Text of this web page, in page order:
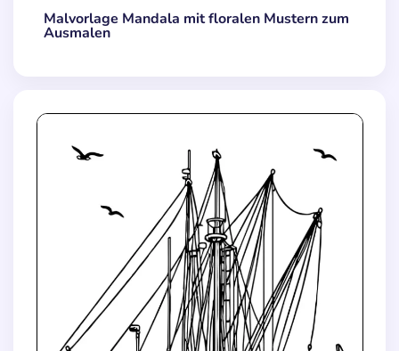
Malvorlage Mandala mit floralen Mustern zum
Ausmalen